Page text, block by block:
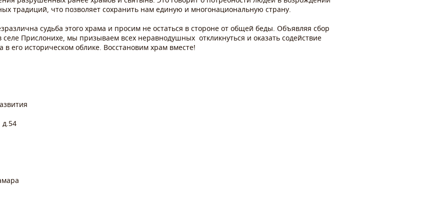
традиций, что позволяет сохранить нам единую и многонациональную страну.
судьба этого храма и просим не остаться в стороне от общей беды. Объявляя сбор
селе Прислонихе, мы призываем всех неравнодушных откликнуться и оказать содействие
в его историческом облике. Восстановим храм вместе!
д.54